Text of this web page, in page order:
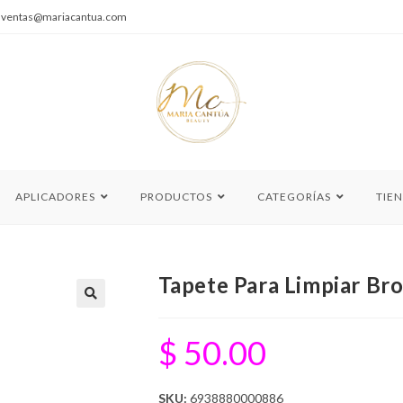
ventas@mariacantua.com
APLICADORES PRODUCTOS CATEGORÍAS
Tapete Para Limpiar
$ 50.00
SKU: 6938880000886